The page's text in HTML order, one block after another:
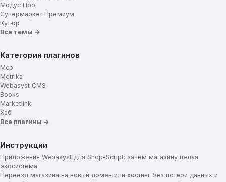
Модус Про
Супермаркет Премиум
Кутюр
Все темы →
Категории плагинов
Mcp
Metrika
Webasyst CMS
Books
Marketlink
Хаб
Все плагины →
Инструкции
Приложения Webasyst для Shop-Script: зачем магазину целая
экосистема
Переезд магазина на новый домен или хостинг без потери данных и